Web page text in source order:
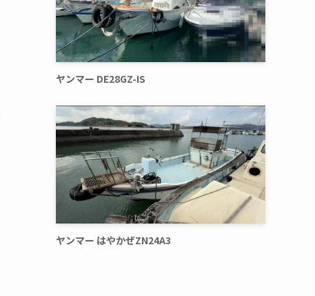
ヤンマー DE28GZ-IS
ヤンマー はやかぜZN24A3